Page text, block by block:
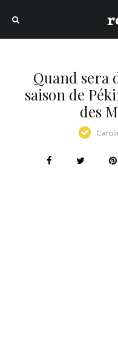
Quand sera
saison de
des